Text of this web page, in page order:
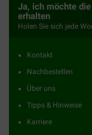
Ja, ich möchte
erhalten
Holen Sie sich jede
Kontakt
Nachbestellen
Über uns
Tipps & Hinweise
Karriere